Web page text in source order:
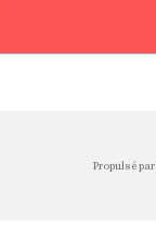
Propulsé par